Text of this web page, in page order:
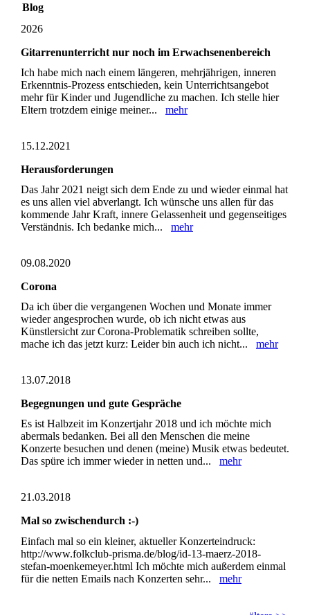
Blog
2026
Gitarrenunterricht nur noch im Erwachsenenbereich
Ich habe mich nach einem längeren, mehrjährigen, inneren
Erkenntnis-Prozess entschieden, kein Unterrichtsangebot
mehr für Kinder und Jugendliche zu machen. Ich stelle hier
Eltern trotzdem einige meiner... mehr
15.12.2021
Herausforderungen
Das Jahr 2021 neigt sich dem Ende zu und wieder einmal hat
es uns allen viel abverlangt. Ich wünsche uns allen für das
kommende Jahr Kraft, innere Gelassenheit und gegenseitiges
Verständnis. Ich bedanke mich... mehr
09.08.2020
Corona
Da ich über die vergangenen Wochen und Monate immer
wieder angesprochen wurde, ob ich nicht etwas aus
Künstlersicht zur Corona-Problematik schreiben sollte,
mache ich das jetzt kurz: Leider bin auch ich nicht... mehr
13.07.2018
Begegnungen und gute Gespräche
Es ist Halbzeit im Konzertjahr 2018 und ich möchte mich
abermals bedanken. Bei all den Menschen die meine
Konzerte besuchen und denen (meine) Musik etwas bedeutet.
Das spüre ich immer wieder in netten und... mehr
21.03.2018
Mal so zwischendurch :-)
Einfach mal so ein kleiner, aktueller Konzerteindruck:
http://www.folkclub-prisma.de/blog/id-13-maerz-2018-
stefan-moenkemeyer.html Ich möchte mich außerdem einmal
für die netten Emails nach Konzerten sehr... mehr